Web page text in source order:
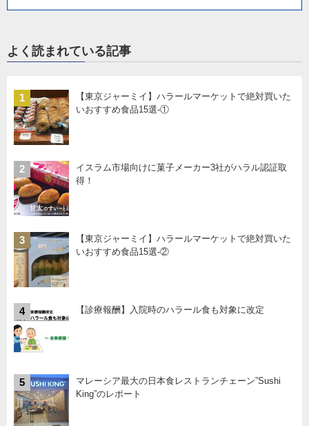
よく読まれている記事
1
【東京ジャーミイ】ハラールマーケットで絶対買いた
いおすすめ食品15選-①
2
イスラム市場向けに菓子メーカー3社がハラル認証取
得！
3
【東京ジャーミイ】ハラールマーケットで絶対買いた
いおすすめ食品15選-②
4 【診療報酬】入院時のハラール食も対象に改定
5
マレーシア最大の日本食レストランチェーン”Sushi
King”のレポート